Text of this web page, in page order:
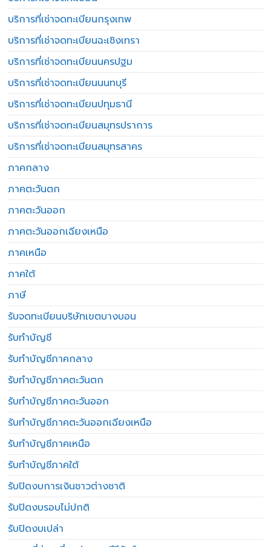
บริการที่เช่าจดทะเบียนกรุงเทพ
บริการที่เช่าจดทะเบียนฉะเชิงเทรา
บริการที่เช่าจดทะเบียนนครปฐม
บริการที่เช่าจดทะเบียนนนทบุรี
บริการที่เช่าจดทะเบียนปทุมธานี
บริการที่เช่าจดทะเบียนสมุทรปราการ
บริการที่เช่าจดทะเบียนสมุทรสาคร
ภาคกลาง
ภาคตะวันตก
ภาคตะวันออก
ภาคตะวันออกเฉียงเหนือ
ภาคเหนือ
ภาคใต้
ภาษี
รับจดทะเบียนบริษัทเขตบางบอน
รับทำบัญชี
รับทำบัญชีภาคกลาง
รับทำบัญชีภาคตะวันตก
รับทำบัญชีภาคตะวันออก
รับทำบัญชีภาคตะวันออกเฉียงเหนือ
รับทำบัญชีภาคเหนือ
รับทำบัญชีภาคใต้
รับปิดงบการเงินชาวต่างชาติ
รับปิดงบรอบไม่ปกติ
รับปิดงบเปล่า